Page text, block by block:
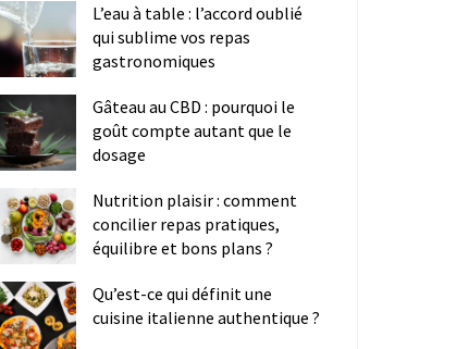
L’eau à table : l’accord oublié
qui sublime vos repas
gastronomiques
Gâteau au CBD : pourquoi le
goût compte autant que le
dosage
Nutrition plaisir : comment
concilier repas pratiques,
équilibre et bons plans ?
Qu’est-ce qui définit une
cuisine italienne authentique ?